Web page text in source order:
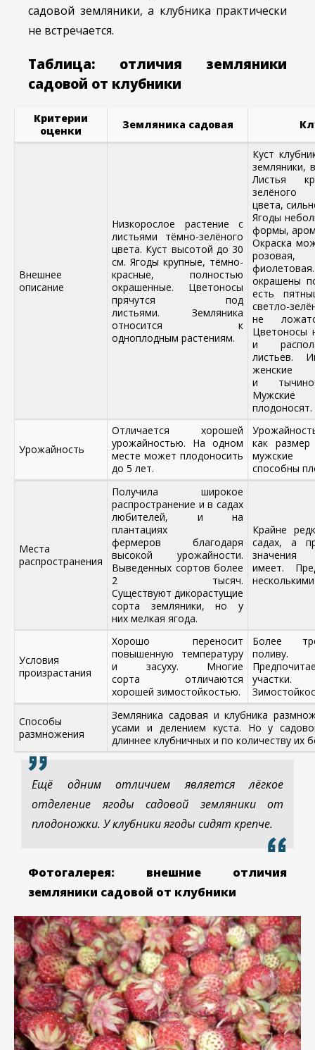
садовой земляники, а клубника практически
не встречается.
Таблица: отличия земляники
садовой от клубники
Критерии
оценки
Земляника садовая
Внешнее
описание
Низкорослое растение с
листьями тёмно-зелёного
цвета. Куст высотой до 30
см. Ягоды крупные, тёмно-
красные, полностью
окрашенные. Цветоносы
прячутся под
листьями. Земляника
относится к
одноплодным растениям.
Куст
земляники,
Листья
зелёного
цвета,
Ягоды
формы,
Окраска
окрашены
есть
светло-
не
Цветоносы
и
листьев.
и
Мужские
плодоносят.
Урожайность
Отличается хорошей
урожайностью. На одном
месте может плодоносить
до 5 лет.
как
способны
Места
распространения
Получила широкое
распространение и в садах
любителей, и на
плантациях
фермеров благодаря
высокой урожайности.
Выведенных сортов более
2 тысяч.
Существуют дикорастущие
сорта земляники, но у
них мелкая ягода.
Крайне
садах, а
имеет.
Условия
произрастания
Хорошо переносит
повышенную температуру
и засуху. Многие
сорта отличаются
хорошей зимостойкостью.
Более
поливу.
участки.
Способы
размножения
Земляника садовая и клубника
усами и делением куста. Но у
длиннее клубничных и по количеству их
Ещё одним отличием является лёгкое
отделение ягоды садовой земляники от
плодоножки. У клубники ягоды сидят крепче.
Фотогалерея: внешние отличия
земляники садовой от клубники